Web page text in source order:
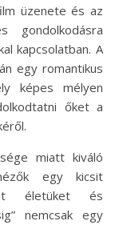
üzenete és az
gondolkodásra
kapcsolatban. A
egy romantikus
képes mélyen
őket a
miatt kiváló
egy kicsit
életüket és
nemcsak egy